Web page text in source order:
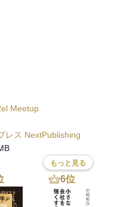
しかし、すぐにでも始
Meetup
レス NextPublishing
もっと見る
6位